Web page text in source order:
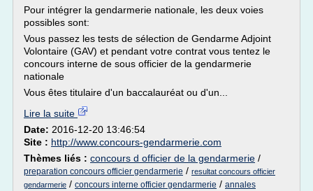
Pour intégrer la gendarmerie nationale, les deux voies
possibles sont:
Vous passez les tests de sélection de Gendarme Adjoint
Volontaire (GAV) et pendant votre contrat vous tentez le
concours interne de sous officier de la gendarmerie
nationale
Vous êtes titulaire d'un baccalauréat ou d'un...
Lire la suite
Date: 2016-12-20 13:46:54
Site : http://www.concours-gendarmerie.com
Thèmes liés : concours d officier de la gendarmerie /
preparation concours officier gendarmerie / resultat concours officier
gendarmerie / concours interne officier gendarmerie / annales